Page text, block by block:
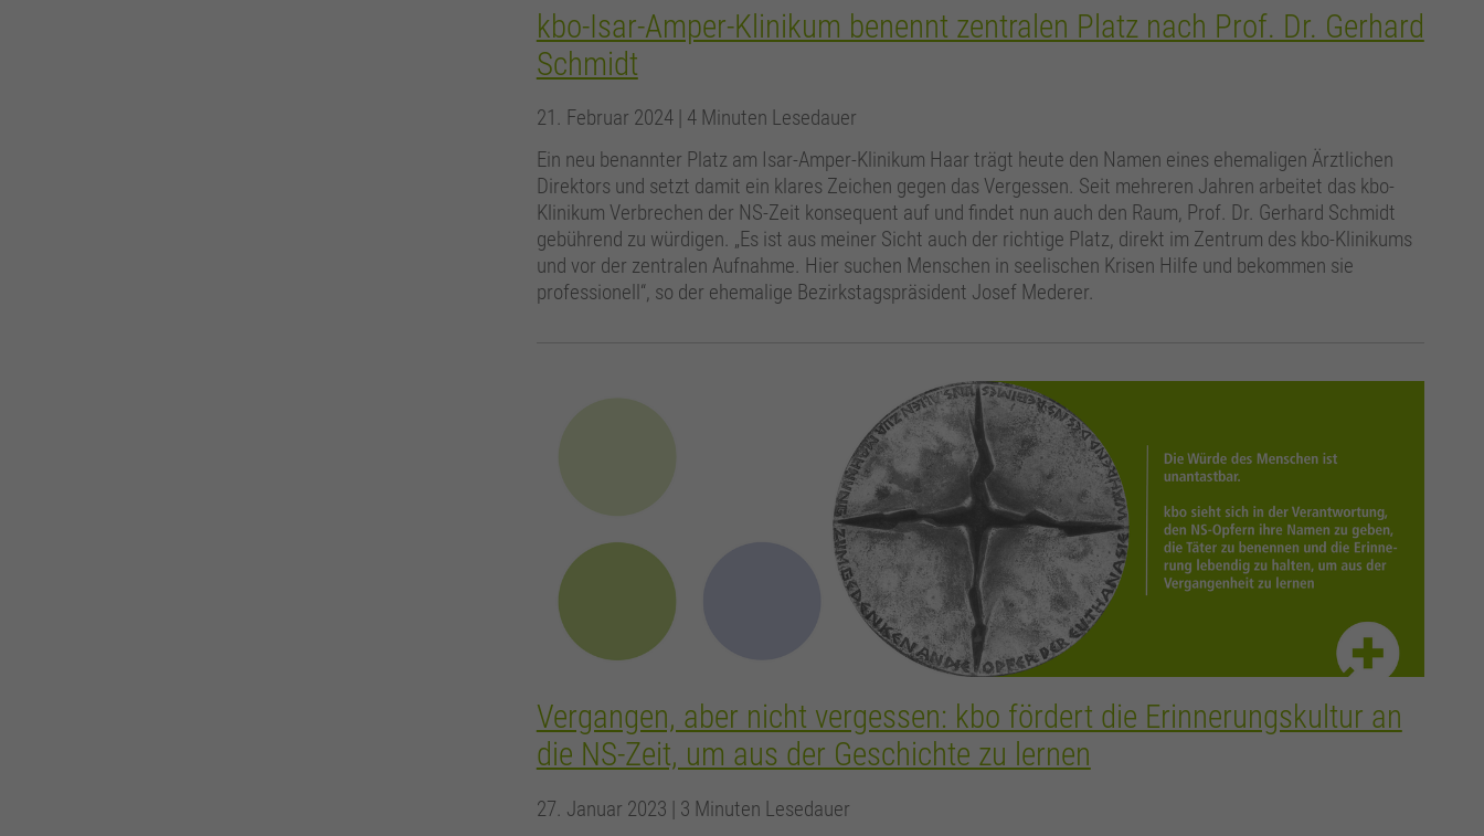
kbo-Isar-Amper-Klinikum benennt zentralen Platz nach Prof. Dr. Gerhard
Schmidt
21. Februar 2024 | 4 Minuten Lesedauer
Ein neu benannter Platz am Isar-Amper-Klinikum Haar trägt heute den Namen eines ehemaligen Ärztlichen
Direktors und setzt damit ein klares Zeichen gegen das Vergessen. Seit mehreren Jahren arbeitet das kbo-
Klinikum Verbrechen der NS-Zeit konsequent auf und findet nun auch den Raum, Prof. Dr. Gerhard Schmidt
gebührend zu würdigen. „Es ist aus meiner Sicht auch der richtige Platz, direkt im Zentrum des kbo-Klinikums
und vor der zentralen Aufnahme. Hier suchen Menschen in seelischen Krisen Hilfe und bekommen sie
professionell“, so der ehemalige Bezirkstagspräsident Josef Mederer.
Vergangen, aber nicht vergessen: kbo fördert die Erinnerungskultur an
die NS-Zeit, um aus der Geschichte zu lernen
27. Januar 2023 | 3 Minuten Lesedauer